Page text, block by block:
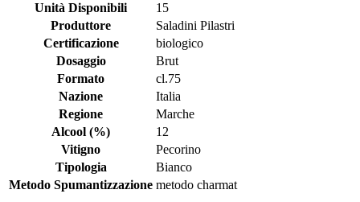
Unità Disponibili
15
Produttore
Saladini Pilastri
Certificazione
biologico
Dosaggio
Brut
Formato
cl.75
Nazione
Italia
Regione
Marche
Alcool (%)
12
Vitigno
Pecorino
Tipologia
Bianco
Metodo Spumantizzazione metodo charmat